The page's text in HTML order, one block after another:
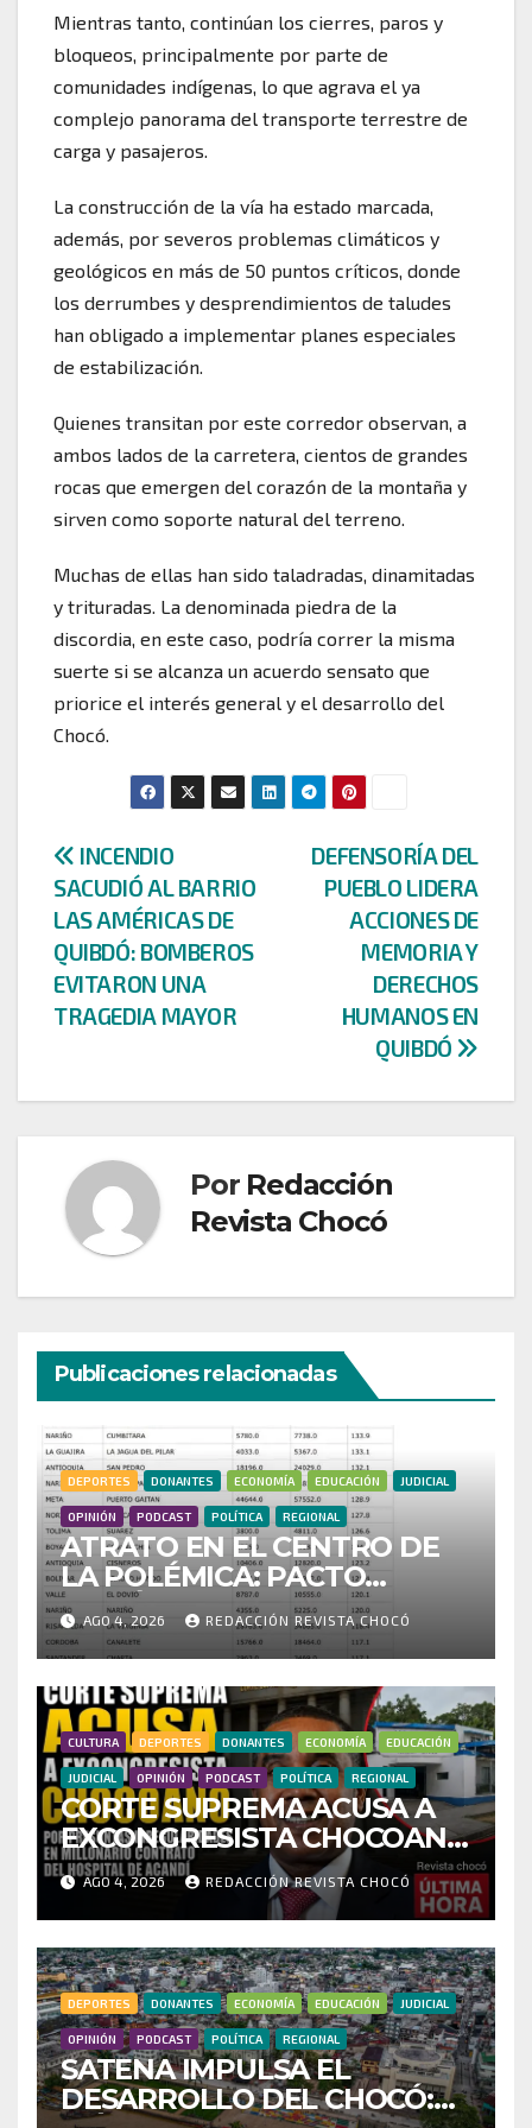
Mientras tanto, continúan los cierres, paros y
bloqueos, principalmente por parte de
comunidades indígenas, lo que agrava el ya
complejo panorama del transporte terrestre de
carga y pasajeros.
La construcción de la vía ha estado marcada,
además, por severos problemas climáticos y
geológicos en más de 50 puntos críticos, donde
los derrumbes y desprendimientos de taludes
han obligado a implementar planes especiales
de estabilización.
Quienes transitan por este corredor observan, a
ambos lados de la carretera, cientos de grandes
rocas que emergen del corazón de la montaña y
sirven como soporte natural del terreno.
Muchas de ellas han sido taladradas, dinamitadas
y trituradas. La denominada piedra de la
discordia, en este caso, podría correr la misma
suerte si se alcanza un acuerdo sensato que
priorice el interés general y el desarrollo del
Chocó.
Navegación
de
entradas
DEFENSORÍA DEL
PUEBLO LIDERA
ACCIONES DE
MEMORIA Y
DERECHOS
HUMANOS EN
QUIBDÓ
INCENDIO
SACUDIÓ AL BARRIO
LAS AMÉRICAS DE
QUIBDÓ: BOMBEROS
EVITARON UNA
TRAGEDIA MAYOR
Por Redacción
Revista Chocó
Publicaciones relacionadas
DEPORTES DONANTES ECONOMÍA EDUCACIÓN JUDICIAL
OPINIÓN PODCAST POLÍTICA REGIONAL
ATRATO EN EL CENTRO DE
LA POLÉMICA: PACTO
HISTÓRICO CUESTIONA
CENSO ELECTORAL Y PIDE
INVESTIGAR PRESUNTO
FRAUDE
AGO 4, 2026 REDACCIÓN REVISTA CHOCÓ
CULTURA DEPORTES DONANTES ECONOMÍA EDUCACIÓN
JUDICIAL OPINIÓN PODCAST POLÍTICA REGIONAL
CORTE SUPREMA ACUSA A
EXCONGRESISTA CHOCOANO
POR PRESUNTAS
IRREGULARIDADES EN
MILLONARIO CONTRATO
DEL HOSPITAL DE ACANDÍ
AGO 4, 2026 REDACCIÓN REVISTA CHOCÓ
DEPORTES DONANTES ECONOMÍA EDUCACIÓN JUDICIAL
OPINIÓN PODCAST POLÍTICA REGIONAL
SATENA IMPULSA EL
DESARROLLO DEL CHOCÓ: